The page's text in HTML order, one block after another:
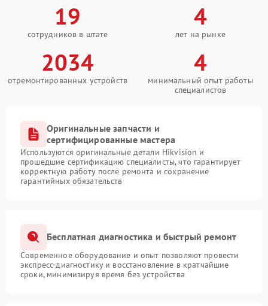
19
сотрудников в штате
4
лет на рынке
2034
отремонтированных устройств
4
минимальный опыт работы
специалистов
Оригинальные запчасти и
сертифицированные мастера
Используются оригинальные детали Hikvision и
прошедшие сертификацию специалисты, что гарантирует
корректную работу после ремонта и сохранение
гарантийных обязательств
Бесплатная диагностика и быстрый ремонт
Современное оборудование и опыт позволяют провести
экспресс-диагностику и восстановление в кратчайшие
сроки, минимизируя время без устройства